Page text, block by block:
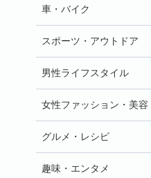
車・バイク
スポーツ・アウトドア
男性ライフスタイル
女性ファッション・美容
グルメ・レシピ
趣味・エンタメ